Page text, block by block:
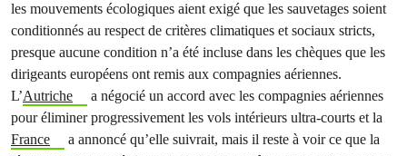
les mouvements écologiques aient exigé que les sauvetages soient
conditionnés au respect de critères climatiques et sociaux stricts,
presque aucune condition n’a été incluse dans les chèques que les
dirigeants européens ont remis aux compagnies aériennes.
L’Autriche
a négocié un accord avec les compagnies aériennes
pour éliminer progressivement les vols intérieurs ultra-courts et la
France
a annoncé qu’elle suivrait, mais il reste à voir ce que la